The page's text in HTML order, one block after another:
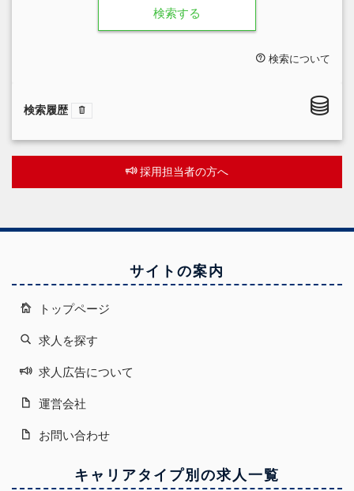
検索する
検索について
検索履歴
採用担当者の方へ
サイトの案内
トップページ
求人を探す
求人広告について
運営会社
お問い合わせ
キャリアタイプ別の求人一覧